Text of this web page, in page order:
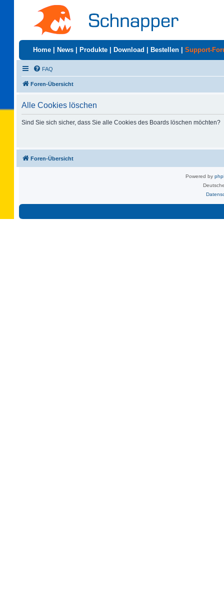
Home News Produkte Download Bestellen Support-
FAQ
Foren-Übersicht
Alle Cookies löschen
Sind Sie sich sicher, dass Sie alle Cookies des Boards löschen möchten?
Foren-Übersicht
Powered by